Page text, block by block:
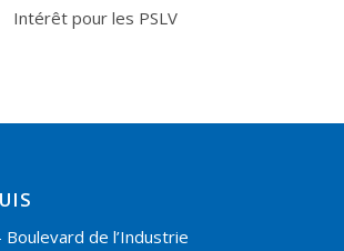
Intérêt pour les PSLV
Boulevard de l’Industrie